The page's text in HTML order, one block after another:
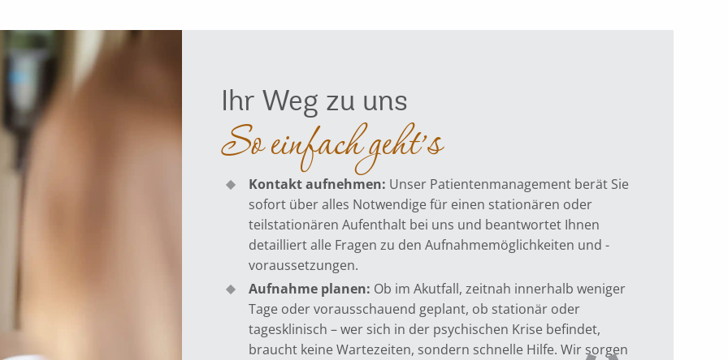
Ihr Weg zu uns
So einfach geht’s
Kontakt aufnehmen: Unser Patientenmanagement berät Sie
sofort über alles Notwendige für einen stationären oder
teilstationären Aufenthalt bei uns und beantwortet Ihnen
detailliert alle Fragen zu den Aufnahmemöglichkeiten und -
voraussetzungen.
Aufnahme planen: Ob im Akutfall, zeitnah innerhalb weniger
Tage oder vorausschauend geplant, ob stationär oder
tagesklinisch – wer sich in der psychischen Krise befindet,
braucht keine Wartezeiten, sondern schnelle Hilfe. Wir sorgen